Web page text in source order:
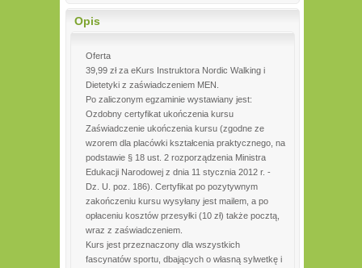
Opis
Oferta
39,99 zł za eKurs Instruktora Nordic Walking i
Dietetyki z zaświadczeniem MEN.
Po zaliczonym egzaminie wystawiany jest:
Ozdobny certyfikat ukończenia kursu
Zaświadczenie ukończenia kursu (zgodne ze
wzorem dla placówki kształcenia praktycznego, na
podstawie § 18 ust. 2 rozporządzenia Ministra
Edukacji Narodowej z dnia 11 stycznia 2012 r. -
Dz. U. poz. 186). Certyfikat po pozytywnym
zakończeniu kursu wysyłany jest mailem, a po
opłaceniu kosztów przesyłki (10 zł) także pocztą,
wraz z zaświadczeniem.
Kurs jest przeznaczony dla wszystkich
fascynatów sportu, dbających o własną sylwetkę i